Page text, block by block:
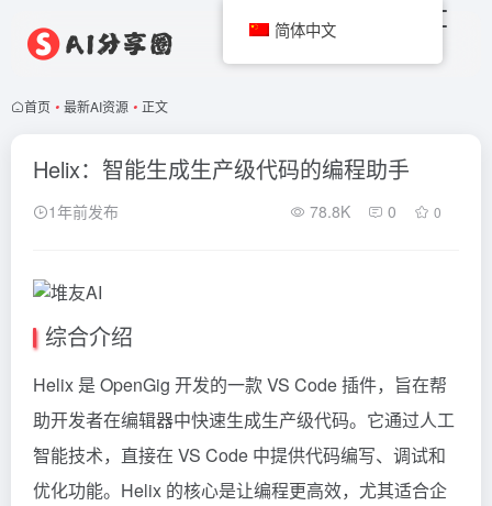
首页 • 最新AI资源 • 正文
Helix：智能生成生产级代码的编程助手
1年前发布 78.8K 0 0
综合介绍
Helix 是 OpenGig 开发的一款 VS Code 插件，旨在帮
助开发者在编辑器中快速生成生产级代码。它通过人工
智能技术，直接在 VS Code 中提供代码编写、调试和
优化功能。Helix 的核心是让编程更高效，尤其适合企
简体中文